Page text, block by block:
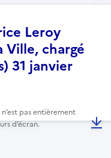
Leroy
Ville, chargé
31 janvier
pas entièrement
d’écran.